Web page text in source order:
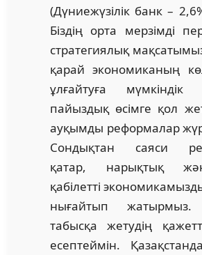
(Дүниежүзілік банк –
Біздің орта мерзімді
стратегиялық
қарай экономиканың
ұлғайтуға
пайыздық өсімге қол
ауқымды реформалар
Сондықтан саяси
қатар, нарықтық
қабілетті
нығайтып
табысқа жетудің
есептеймін.